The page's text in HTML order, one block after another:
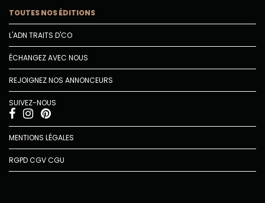
TOUTES NOS ÉDITIONS
L'ADN TRAITS D'CO
ÉCHANGEZ AVEC NOUS
REJOIGNEZ NOS ANNONCEURS
SUIVEZ-NOUS
MENTIONS LÉGALES
RGPDCGVCGU